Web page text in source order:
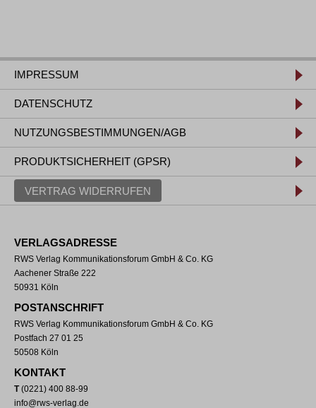
IMPRESSUM
DATENSCHUTZ
NUTZUNGSBESTIMMUNGEN/AGB
PRODUKTSICHERHEIT (GPSR)
VERTRAG WIDERRUFEN
VERLAGSADRESSE
RWS Verlag Kommunikationsforum GmbH & Co. KG
Aachener Straße 222
50931 Köln
POSTANSCHRIFT
RWS Verlag Kommunikationsforum GmbH & Co. KG
Postfach 27 01 25
50508 Köln
KONTAKT
T(0221) 400 88-99
info@rws-verlag.de